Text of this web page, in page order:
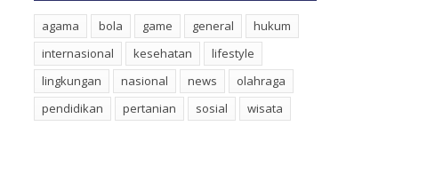
agama bola game general
hukum
internasional
kesehatan
lifestyle
lingkungan
nasional news
olahraga
pendidikan
pertanian sosial wisata